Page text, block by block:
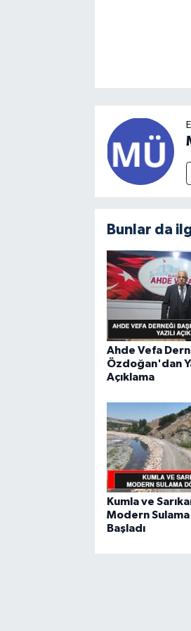
Bunlar da
Ahde Vefa
Özdoğan'dan
Açıklama
Kumla ve
Modern
Başladı